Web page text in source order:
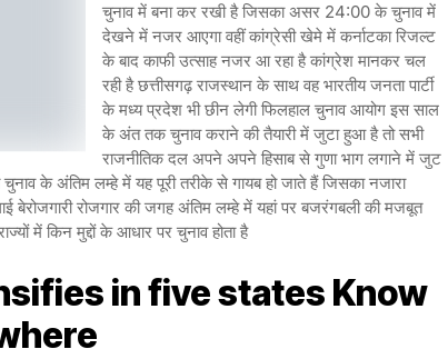
चुनाव में बना कर रखी है जिसका असर 24:00 के चुनाव में
देखने में नजर आएगा वहीं कांग्रेसी खेमे में कर्नाटका रिजल्ट
के बाद काफी उत्साह नजर आ रहा है कांग्रेश मानकर चल
रही है छत्तीसगढ़ राजस्थान के साथ वह भारतीय जनता पार्टी
के मध्य प्रदेश भी छीन लेगी फिलहाल चुनाव आयोग इस साल
के अंत तक चुनाव कराने की तैयारी में जुटा हुआ है तो सभी
राजनीतिक दल अपने अपने हिसाब से गुणा भाग लगाने में जुट
चुनाव के अंतिम लम्हे में यह पूरी तरीके से गायब हो जाते हैं जिसका नजारा
रोजगार की जगह अंतिम लम्हे में यहां पर बजरंगबली की मजबूत
में किन मुद्दों के आधार पर चुनाव होता है
in five states Know